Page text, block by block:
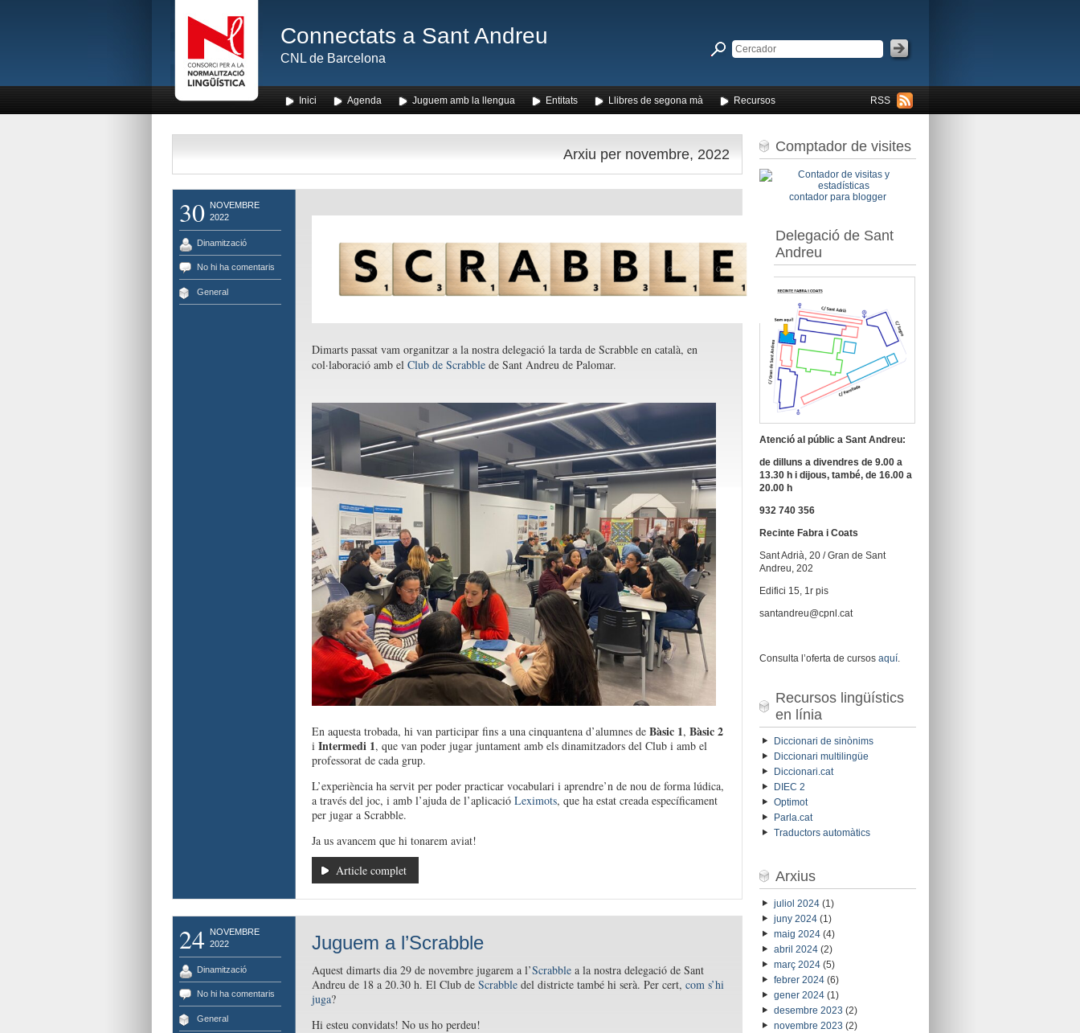
Connectats a Sant Andreu
CNL de Barcelona
RSS
Inici Agenda Juguem amb la llengua Entitats Llibres de segona mà Recursos
Arxiu per novembre, 2022
30
NOVEMBRE
2022
Dinamització
No hi ha comentaris
General
Dimarts passat vam organitzar a la nostra delegació la tarda de Scrabble en català, en
col·laboració amb el Club de Scrabblede Sant Andreu de Palomar.
En aquesta trobada, hi van participar fins a una cinquantena d’alumnes de Bàsic 1, Bàsic 2
i Intermedi 1, que van poder jugar juntament amb els dinamitzadors del Club i amb el
professorat de cada grup.
L’experiència ha servit per poder practicar vocabulari i aprendre’n de nou de forma lúdica,
a través del joc, i amb l’ajuda de l’aplicació Leximots, que ha estat creada específicament
per jugar a Scrabble.
Ja us avancem que hi tonarem aviat!
Article complet
24
NOVEMBRE
2022
Dinamització
No hi ha comentaris
General
Juguem a l’Scrabble
Aquest dimarts dia 29 de novembre jugarem a l’Scrabblea la nostra delegació de Sant
Andreu de 18 a 20.30 h. El Club de Scrabbledel districte també hi serà. Per cert, com s’hi
juga?
Hi esteu convidats! No us ho perdeu!
Comptador de visites
contador para blogger
Delegació de Sant
Andreu
Atenció al públic a Sant Andreu:
de dilluns a divendres de 9.00 a
13.30 h i dijous, també, de 16.00 a
20.00 h
932 740 356
Recinte Fabra i Coats
Sant Adrià, 20 / Gran de Sant
Andreu, 202
Edifici 15, 1r pis
santandreu@cpnl.cat
Consulta l’oferta de cursos aquí.
Recursos lingüístics
en línia
Diccionari de sinònims
Diccionari multilingüe
Diccionari.cat
DIEC 2
Optimot
Parla.cat
Traductors automàtics
Arxius
juliol 2024(1)
juny 2024(1)
maig 2024(4)
abril 2024(2)
març 2024(5)
febrer 2024(6)
gener 2024(1)
desembre 2023 (2)
novembre 2023 (2)